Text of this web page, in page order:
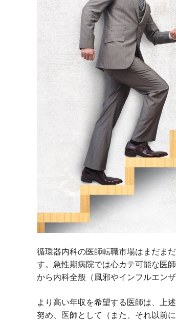
循環器内科の医師転職市場はまだま
す。急性期病院では心カテ可能な医
から内科全般（風邪やインフルエン
より高い年収を希望する医師は、上
努め、医師として（また、それ以前